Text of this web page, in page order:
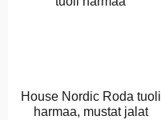
House Nordic Roda tuoli
harmaa, mustat jalat